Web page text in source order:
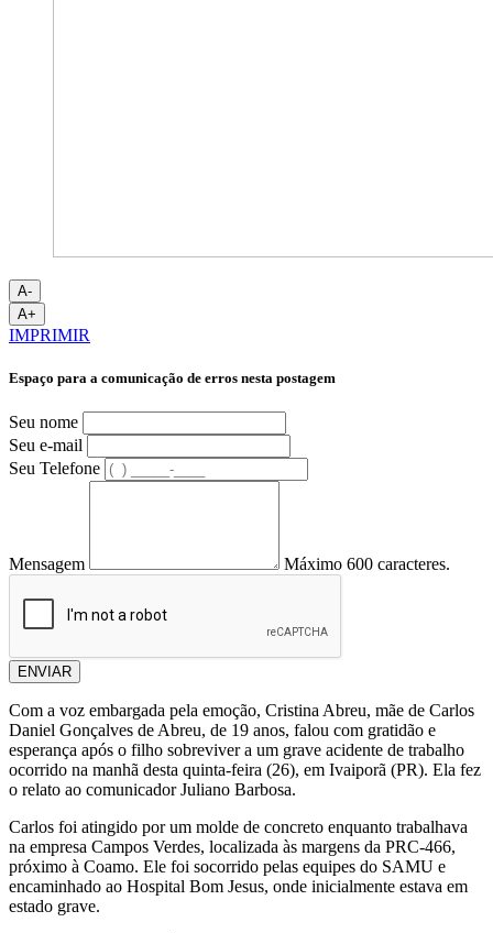
A-
A+
IMPRIMIR
Espaço para a comunicação de erros nesta postagem
Seu nome
Seu e-mail
Seu Telefone
Mensagem Máximo 600 caracteres.
ENVIAR
Com a voz embargada pela emoção, Cristina Abreu, mãe de Carlos
Daniel Gonçalves de Abreu, de 19 anos, falou com gratidão e
esperança após o filho sobreviver a um grave acidente de trabalho
ocorrido na manhã desta quinta-feira (26), em Ivaiporã (PR). Ela fez
o relato ao comunicador Juliano Barbosa.
Carlos foi atingido por um molde de concreto enquanto trabalhava
na empresa Campos Verdes, localizada às margens da PRC-466,
próximo à Coamo. Ele foi socorrido pelas equipes do SAMU e
encaminhado ao Hospital Bom Jesus, onde inicialmente estava em
estado grave.